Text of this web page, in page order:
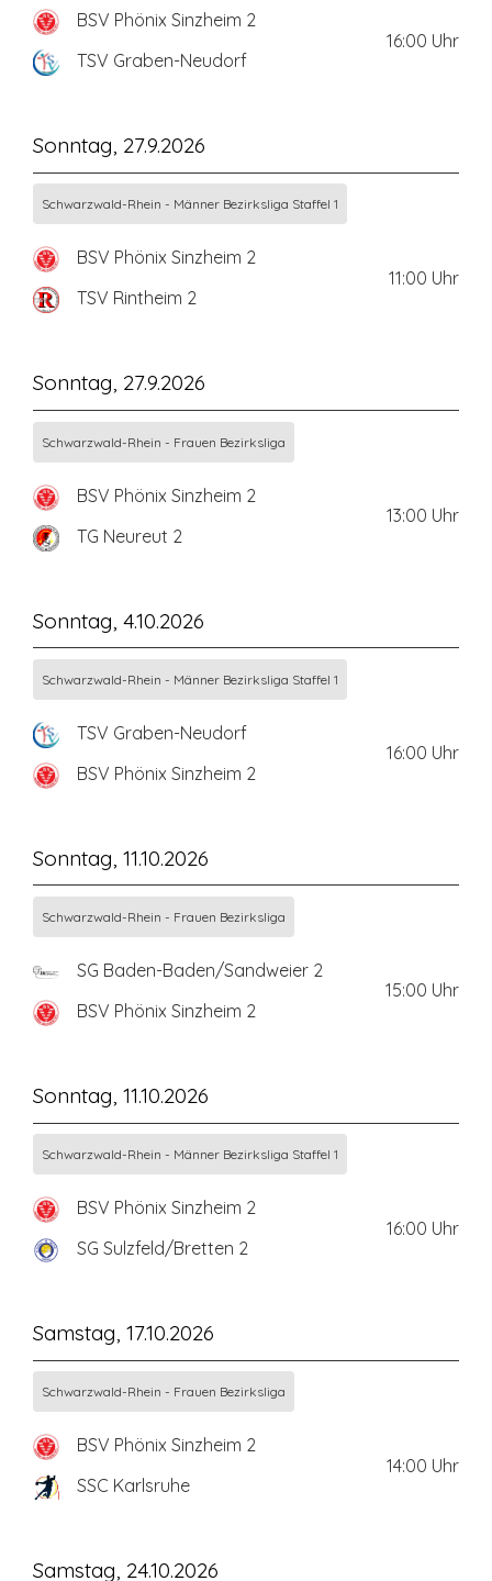
BSV Phönix Sinzheim 2
TSV Graben-Neudorf
16:00 Uhr
Sonntag, 27.9.2026
Schwarzwald-Rhein - Männer Bezirksliga Staffel 1
BSV Phönix Sinzheim 2
TSV Rintheim 2
11:00 Uhr
Sonntag, 27.9.2026
Schwarzwald-Rhein - Frauen Bezirksliga
BSV Phönix Sinzheim 2
TG Neureut 2
13:00 Uhr
Sonntag, 4.10.2026
Schwarzwald-Rhein - Männer Bezirksliga Staffel 1
TSV Graben-Neudorf
BSV Phönix Sinzheim 2
16:00 Uhr
Sonntag, 11.10.2026
Schwarzwald-Rhein - Frauen Bezirksliga
SG Baden-Baden/Sandweier 2
BSV Phönix Sinzheim 2
15:00 Uhr
Sonntag, 11.10.2026
Schwarzwald-Rhein - Männer Bezirksliga Staffel 1
BSV Phönix Sinzheim 2
SG Sulzfeld/Bretten 2
16:00 Uhr
Samstag, 17.10.2026
Schwarzwald-Rhein - Frauen Bezirksliga
BSV Phönix Sinzheim 2
SSC Karlsruhe
14:00 Uhr
Samstag, 24.10.2026